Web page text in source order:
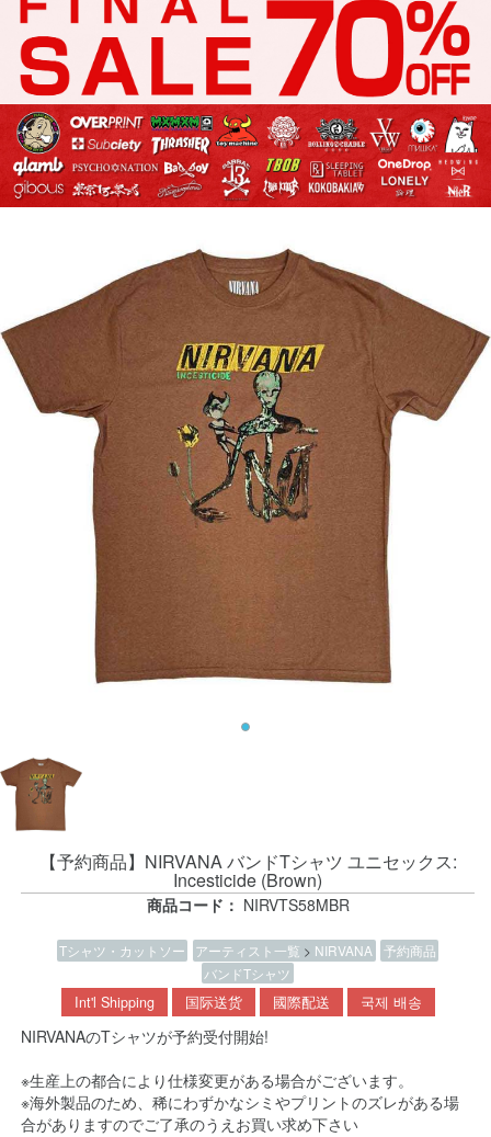
【予約商品】NIRVANA バンドTシャツ ユニセックス:
Incesticide (Brown)
商品コード： NIRVTS58MBR
Tシャツ・カットソー アーティスト一覧 > NIRVANA 予約商品
バンドTシャツ
Int'l Shipping 国际送货 國際配送 국제 배송
NIRVANAのTシャツが予約受付開始!
※生産上の都合により仕様変更がある場合がございます。
※海外製品のため、稀にわずかなシミやプリントのズレがある場
合がありますのでご了承のうえお買い求め下さい